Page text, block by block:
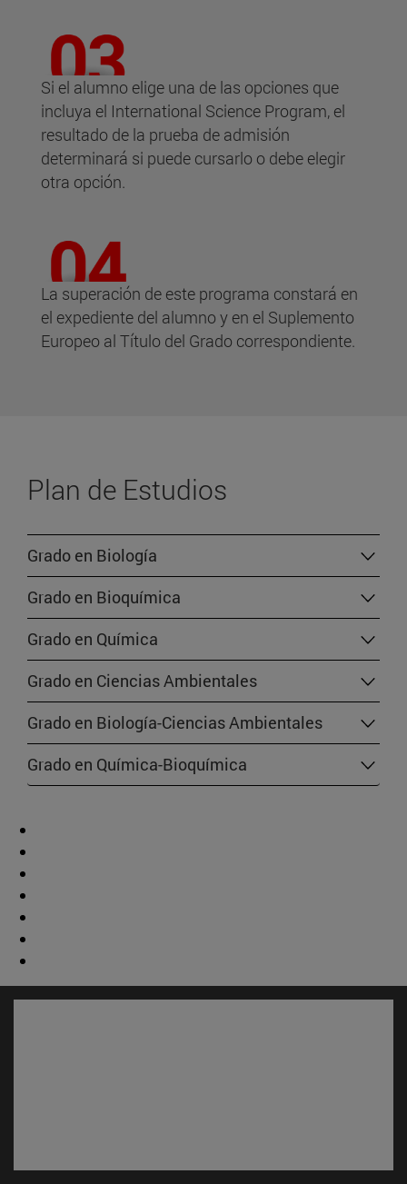
Si el alumno elige una de las opciones que
incluya el International Science Program, el
resultado de la prueba de admisión
determinará si puede cursarlo o debe elegir
otra opción.
La superación de este programa constará en
el expediente del alumno y en el Suplemento
Europeo al Título del Grado correspondiente.
Plan de Estudios
Grado en Biología
Grado en Bioquímica
Grado en Química
Grado en Ciencias Ambientales
Grado en Biología-Ciencias Ambientales
Grado en Química-Bioquímica